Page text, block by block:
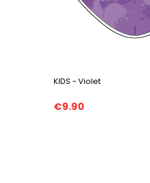
KIDS - Violet
€9.90